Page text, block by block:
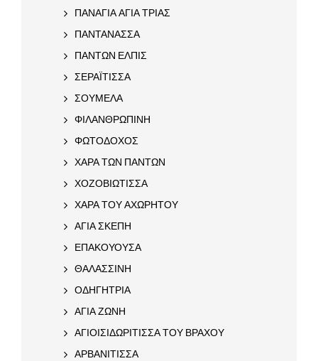
ΠΑΝΑΓΙΑ ΑΓΙΑ ΤΡΙΑΣ
ΠΑΝΤΑΝΑΣΣΑ
ΠΑΝΤΩΝ ΕΛΠΙΣ
ΣΕΡΑΪΤΙΣΣΑ
ΣΟΥΜΕΛΑ
ΦΙΛΑΝΘΡΩΠΙΝΗ
ΦΩΤΟΔΟΧΟΣ
ΧΑΡΑ ΤΩΝ ΠΑΝΤΩΝ
ΧΟΖΟΒΙΩΤΙΣΣΑ
ΧΑΡΑ ΤΟΥ ΑΧΩΡΗΤΟΥ
ΑΓΙΑ ΣΚΕΠΗ
ΕΠΑΚΟΥΟΥΣΑ
ΘΑΛΑΣΣΙΝΗ
ΟΔΗΓΗΤΡΙΑ
ΑΓΙΑ ΖΩΝΗ
ΑΓΙΟΙΣΙΔΩΡΙΤΙΣΣΑ ΤΟΥ ΒΡΑΧΟΥ
ΑΡΒΑΝΙΤΙΣΣΑ